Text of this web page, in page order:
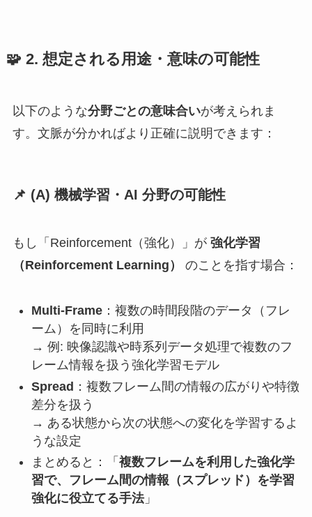
🧩 2. 想定される用途・意味の可能性
以下のような分野ごとの意味合いが考えられま
す。文脈が分かればより正確に説明できます：
📌 (A) 機械学習・AI 分野の可能性
もし「Reinforcement（強化）」が 強化学習
（Reinforcement Learning）
のことを指す場合：
Multi-Frame：複数の時間段階のデータ（フレ
ーム）を同時に利用
→ 例: 映像認識や時系列データ処理で複数のフ
レーム情報を扱う強化学習モデル
Spread ：複数フレーム間の情報の広がりや特徴
差分を扱う
→ ある状態から次の状態への変化を学習するよ
うな設定
まとめると：「 複数フレームを利用した強化学
習で、フレーム間の情報（スプレッド）を学習
強化に役立てる手法」